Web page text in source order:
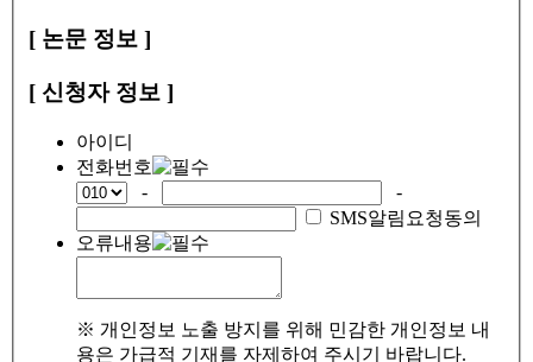
[ 논문 정보 ]
[ 신청자 정보 ]
아이디
전화번호
-
-
SMS알림요청동의
오류내용
※ 개인정보 노출 방지를 위해 민감한 개인정보 내
용은 가급적 기재를 자제하여 주시기 바랍니다.